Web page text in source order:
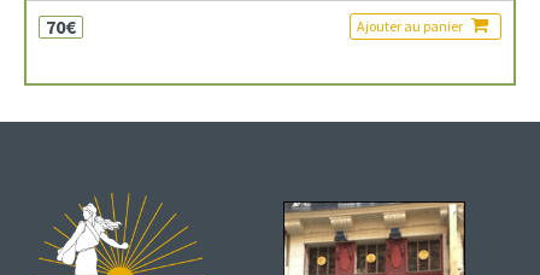
70€ Ajouter au panier